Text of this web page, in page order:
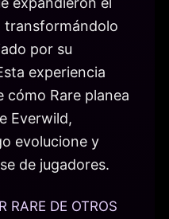
transformándolo
por su
experiencia
cómo Rare planea
Everwild,
evolucione y
de jugadores.
RARE DE OTROS